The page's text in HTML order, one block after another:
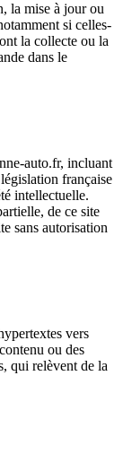
la mise à jour ou
si celles-
la collecte ou la
dans le
auto.fr, incluant
française
intellectuelle.
de ce site
sans autorisation
vers
ou des
qui relèvent de la